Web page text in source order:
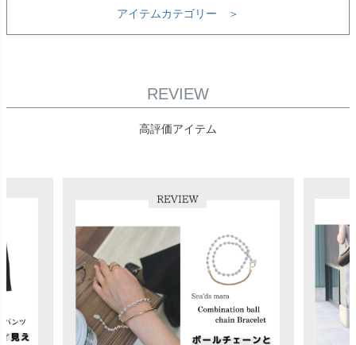
アイテムカテゴリー ＞
REVIEW
高評価アイテム